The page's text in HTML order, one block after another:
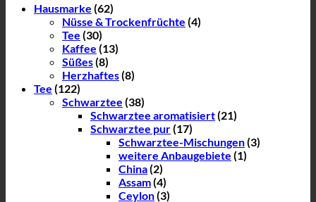
Hausmarke (62)
Nüsse & Trockenfrüchte (4)
Tee (30)
Kaffee (13)
Süßes(8)
Herzhaftes(8)
Tee (122)
Schwarztee (38)
Schwarztee aromatisiert(21)
Schwarztee pur(17)
Schwarztee-Mischungen(3)
weitere Anbaugebiete (1)
China(2)
Assam(4)
Ceylon(3)